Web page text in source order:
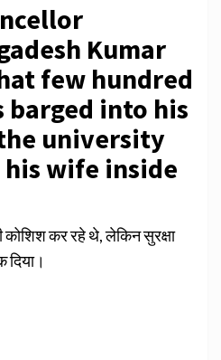
Kumar
few hundred
barged into his
university
wife inside
कोशिश कर रहे थे, लेकिन सुरक्षा
दिया।